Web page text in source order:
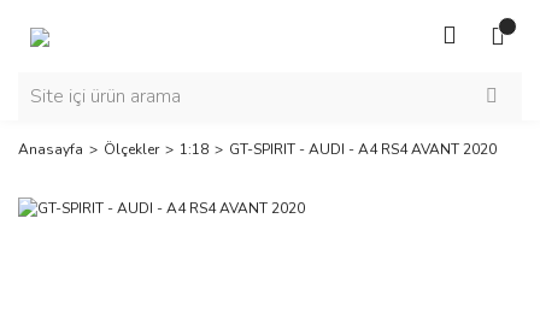
Anasayfa Ölçekler 1:18 GT-SPIRIT - AUDI - A4 RS4 AVANT 2020